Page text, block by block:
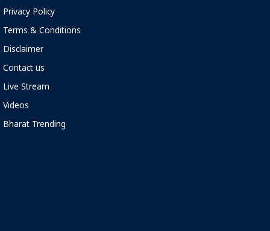
Privacy Policy
Terms & Conditions
Disclaimer
Contact us
Live Stream
Videos
Bharat Trending